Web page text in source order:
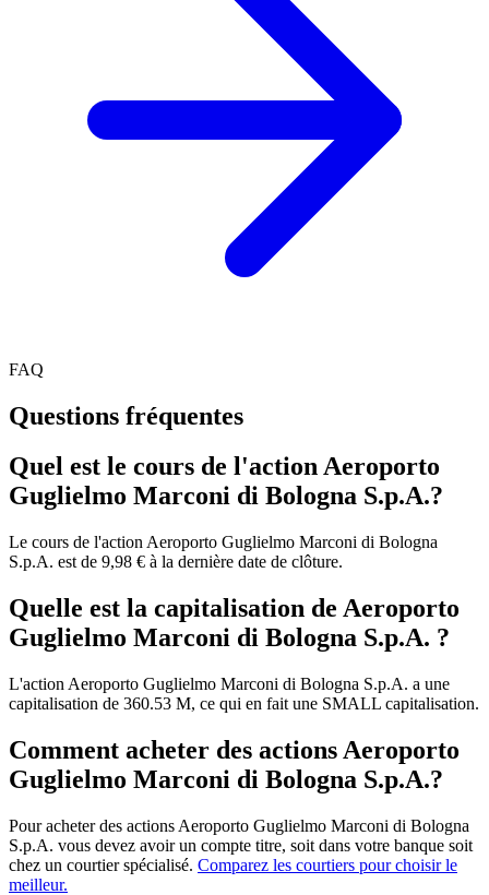
FAQ
Questions fréquentes
Quel est le cours de l'action Aeroporto
Guglielmo Marconi di Bologna S.p.A.?
Le cours de l'action Aeroporto Guglielmo Marconi di Bologna
S.p.A. est de 9,98 € à la dernière date de clôture.
Quelle est la capitalisation de Aeroporto
Guglielmo Marconi di Bologna S.p.A. ?
L'action Aeroporto Guglielmo Marconi di Bologna S.p.A. a une
capitalisation de 360.53 M, ce qui en fait une SMALL capitalisation.
Comment acheter des actions Aeroporto
Guglielmo Marconi di Bologna S.p.A.?
Pour acheter des actions Aeroporto Guglielmo Marconi di Bologna
S.p.A. vous devez avoir un compte titre, soit dans votre banque soit
chez un courtier spécialisé. Comparez les courtiers pour choisir le
meilleur.